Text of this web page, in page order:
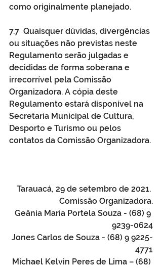
como originalmente planejado.
7.7  Quaisquer dúvidas, divergências
ou situações não previstas neste
Regulamento serão julgadas e
decididas de forma soberana e
irrecorrível pela Comissão
Organizadora. A cópia deste
Regulamento estará disponível na
Secretaria Municipal de Cultura,
Desporto e Turismo ou pelos
contatos da Comissão Organizadora.
Tarauacá, 29 de setembro de 2021.
Comissão Organizadora.
Geânia Maria Portela Souza - (68) 9
9239-0624
Jones Carlos de Souza - (68) 9 9225-
4771
Michael Kelvin Peres de Lima – (68)